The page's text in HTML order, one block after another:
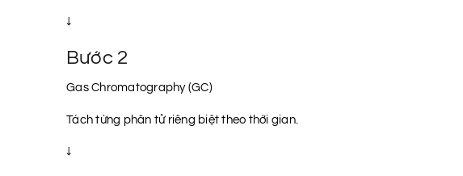
↓
Bước 2
Gas Chromatography (GC)
Tách từng phân tử riêng biệt theo thời gian.
↓